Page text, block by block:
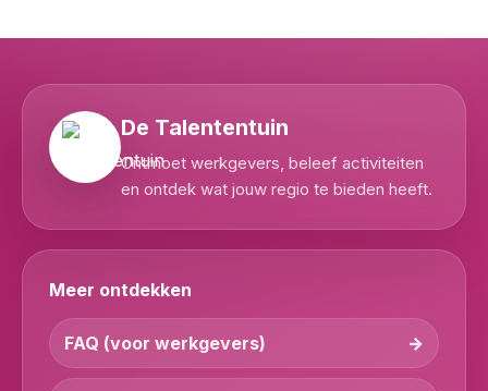
De Talententuin
Ontmoet werkgevers, beleef activiteiten
en ontdek wat jouw regio te bieden heeft.
Meer ontdekken
FAQ (voor werkgevers)